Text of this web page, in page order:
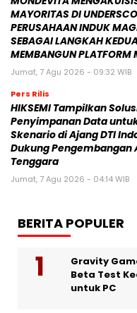
MAYORITAS DI
PERUSAHAAN INDUK
SEBAGAI LANGKAH
MEMBANGUN PLATFORM
Jumat, 7 Agu 2026 - 09:32 WIB
Pers Rilis
HIKSEMI Tampilkan
Penyimpanan Data
Skenario di Ajang DTI
Dukung Pengembangan
Tenggara
Jumat, 7 Agu 2026 - 04:14 WIB
BERITA POPULER
Gravity
Beta Test
untuk PC